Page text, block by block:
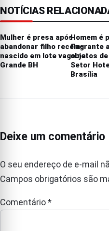
NOTÍCIAS
Mulher é presa após
abandonar filho recém-
nascido em lote vago na
Grande BH
Homem é
flagrante
objetos
Setor
Brasília
Deixe um comentário
O seu endereço de e-mail
Campos obrigatórios são
Comentário*